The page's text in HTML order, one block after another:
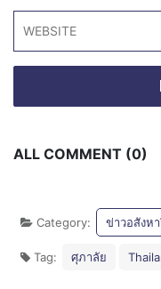
ALL COMMENT (0)
Category: ข่าวอสังห
Tag: ศุภาลัย